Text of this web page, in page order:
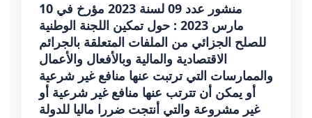
منشور عدد 09 لسنة 2023 مؤرخ في 10
مارس 2023 : حول تمكين اللجنة الوطنية
للصلح الجزائي من الملفات المتعلقة بالجرائم
الاقتصادية والمالية وبالأفعال والأعمال
والممارسات التي ترتبت عنها منافع غير شرعية
أو يمكن أن تترتب عنها منافع غير شرعية أو
غير مشروعة والتي أنتجت ضررا ماليا للدولة